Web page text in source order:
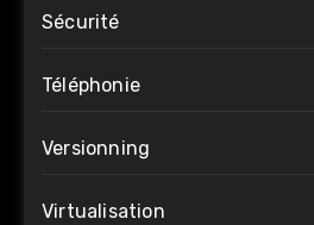
Sécurité
Téléphonie
Versionning
Virtualisation